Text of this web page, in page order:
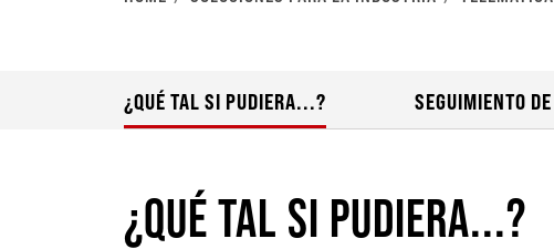
¿QUÉ TAL SI PUDIERA...? SEGUIMIENTO
¿QUÉ TAL SI PUDIERA...?